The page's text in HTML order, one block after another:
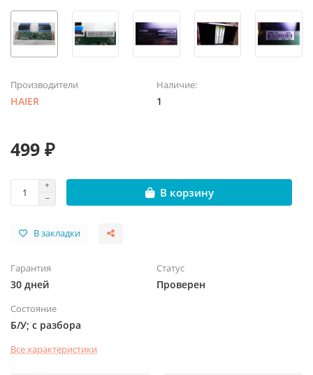
Производители
HAIER
Наличие:
1
499 ₽
В корзину
В закладки
Гарантия
30 дней
Статус
Проверен
Состояние
Б/У; с разбора
Все характеристики